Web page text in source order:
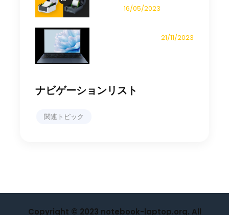
16/05/2023
21/11/2023
ナビゲーションリスト
関連トピック
Copyright © 2023 notebook-laptop.org. All